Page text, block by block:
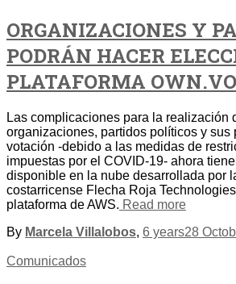
ORGANIZACIONES Y
PODRÁN HACER
PLATAFORMA
Las complicaciones para la realización
organizaciones, partidos políticos y sus
votación -debido a las medidas de
impuestas por el COVID-19- ahora
disponible en la nube desarrollada por
costarricense Flecha Roja
plataforma de AWS. Read more
By Marcela Villalobos, 6 years28
Comunicados